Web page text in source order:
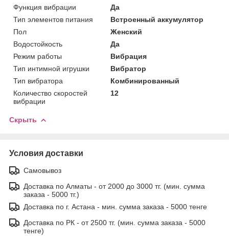
Функция вибрации
Да
Тип элементов питания
Встроенный аккумулятор
Пол
Женский
Водостойкость
Да
Режим работы
Вибрация
Тип интимной игрушки
Вибратор
Тип вибратора
Комбинированный
Количество скоростей
вибрации
12
Скрыть
Условия доставки
Самовывоз
Доставка по Алматы - от 2000 до 3000 тг. (мин. сумма
заказа - 5000 тг.)
Доставка по г. Астана - мин. сумма заказа - 5000 тенге
Доставка по РК - от 2500 тг. (мин. сумма заказа - 5000
тенге)